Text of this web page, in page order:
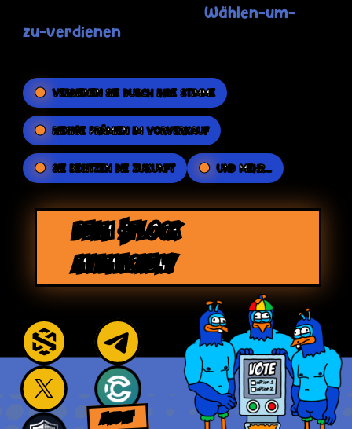
Die Flockerz-RevolutionäreWählen-um-
zu-verdienen
VERDIENEN SIE DURCH IHRE STIMME
RIESIGE PRÄMIEN IM VORVERKAUF
SIE BESITZEN DIE ZUKUNFT UND MEHR...
BEIM $FLOCK
MITMACHEN!
AUDIT